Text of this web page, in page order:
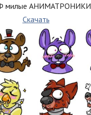
милые АНИМАТРОНИКИ
Скачать